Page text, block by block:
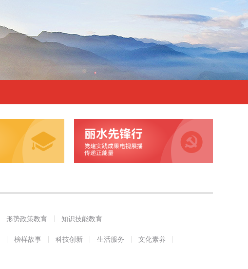
形势政策教育 知识技能教育
榜样故事 科技创新 生活服务
文化素养